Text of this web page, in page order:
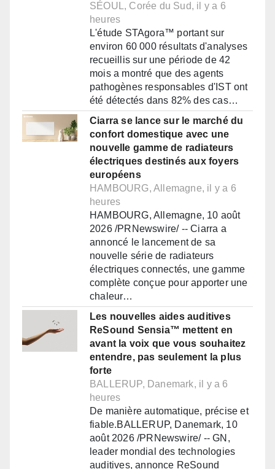
SÉOUL, Corée du Sud, il y a 6
heures
L'étude STAgora™ portant sur
environ 60 000 résultats d'analyses
recueillis sur une période de 42
mois a montré que des agents
pathogènes responsables d'IST ont
été détectés dans 82% des cas…
Ciarra se lance sur le marché du
confort domestique avec une
nouvelle gamme de radiateurs
électriques destinés aux foyers
européens
HAMBOURG, Allemagne, il y a 6
heures
HAMBOURG, Allemagne, 10 août
2026 /PRNewswire/ -- Ciarra a
annoncé le lancement de sa
nouvelle série de radiateurs
électriques connectés, une gamme
complète conçue pour apporter une
chaleur…
Les nouvelles aides auditives
ReSound Sensia™ mettent en
avant la voix que vous souhaitez
entendre, pas seulement la plus
forte
BALLERUP, Danemark, il y a 6
heures
De manière automatique, précise et
fiable.BALLERUP, Danemark, 10
août 2026 /PRNewswire/ -- GN,
leader mondial des technologies
auditives, annonce ReSound